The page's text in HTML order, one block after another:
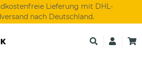
Lieferung mit DHL-
nach Deutschland.